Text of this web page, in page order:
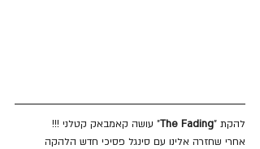
להקת "The Fading" עושה קאמבאק קטלני !!!
אחרי שחזרה אלינו עם סינגל פסיכי חדש הלהקה